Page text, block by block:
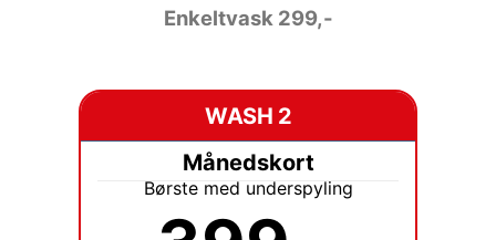
Enkeltvask 299,-
WASH 2
Månedskort
Børste med underspyling